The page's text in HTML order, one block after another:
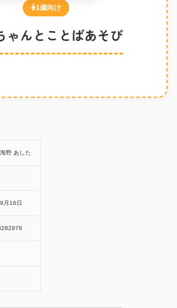
1歳向け
ゃんとことばあそび
野 あした
月16日